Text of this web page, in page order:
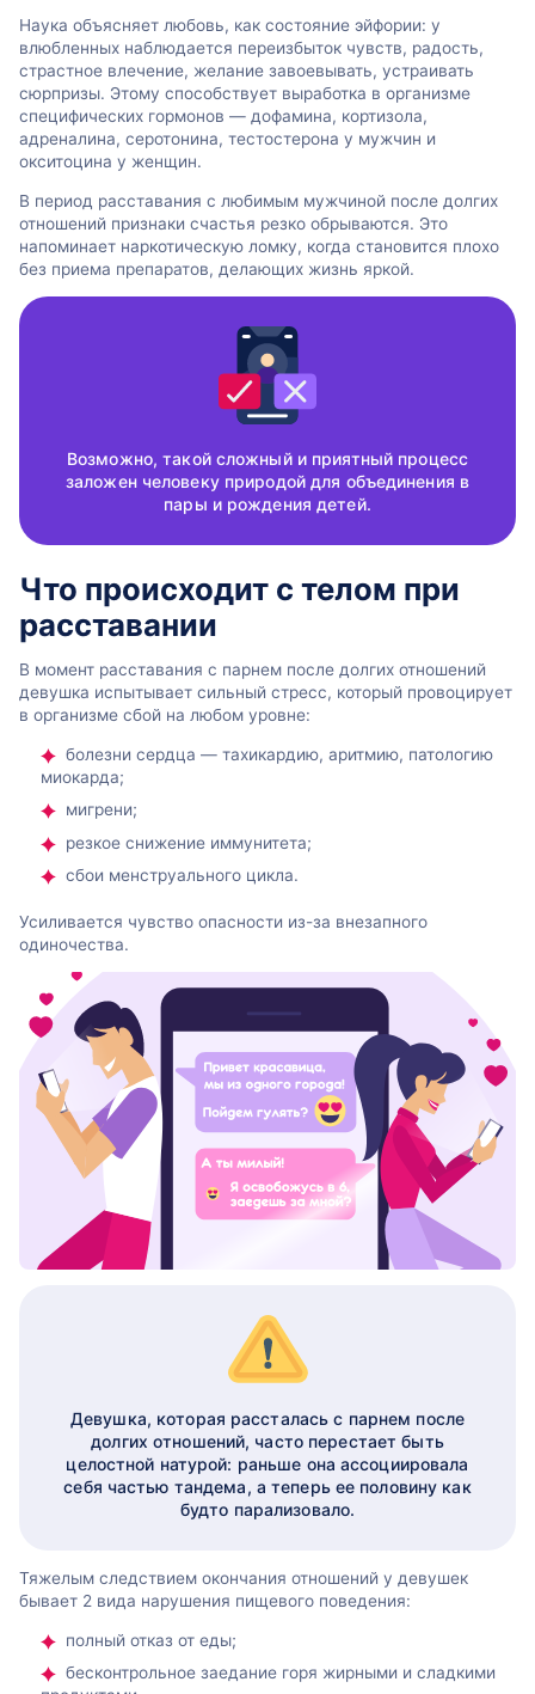
Наука объясняет любовь, как состояние эйфории: у
влюбленных наблюдается переизбыток чувств, радость,
страстное влечение, желание завоевывать, устраивать
сюрпризы. Этому способствует выработка в организме
специфических гормонов — дофамина, кортизола,
адреналина, серотонина, тестостерона у мужчин и
окситоцина у женщин.
В период расставания с любимым мужчиной после долгих
отношений признаки счастья резко обрываются. Это
напоминает наркотическую ломку, когда становится плохо
без приема препаратов, делающих жизнь яркой.
Возможно, такой сложный и приятный процесс
заложен человеку природой для объединения в
пары и рождения детей.
Что происходит с телом при
расставании
В момент расставания с парнем после долгих отношений
девушка испытывает сильный стресс, который провоцирует
в организме сбой на любом уровне:
болезни сердца — тахикардию, аритмию, патологию
миокарда;
мигрени;
резкое снижение иммунитета;
сбои менструального цикла.
Усиливается чувство опасности из-за внезапного
одиночества.
Девушка, которая рассталась с парнем после
долгих отношений, часто перестает быть
целостной натурой: раньше она ассоциировала
себя частью тандема, а теперь ее половину как
будто парализовало.
Тяжелым следствием окончания отношений у девушек
бывает 2 вида нарушения пищевого поведения:
полный отказ от еды;
бесконтрольное заедание горя жирными и сладкими